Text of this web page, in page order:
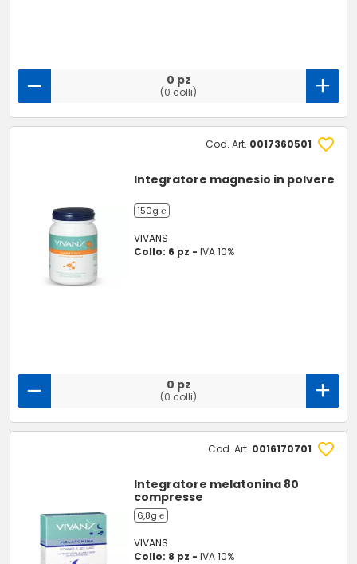
0 pz
(0 colli)
Cod. Art. 0017360501
Integratore magnesio in polvere
150g ℮
VIVANS
Collo: 6 pz -IVA 10%
0 pz
(0 colli)
Cod. Art. 0016170701
Integratore melatonina 80
compresse
6,8g ℮
VIVANS
Collo: 8 pz -IVA 10%